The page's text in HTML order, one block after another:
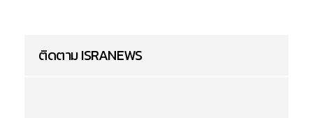
ติดตาม ISRANEWS